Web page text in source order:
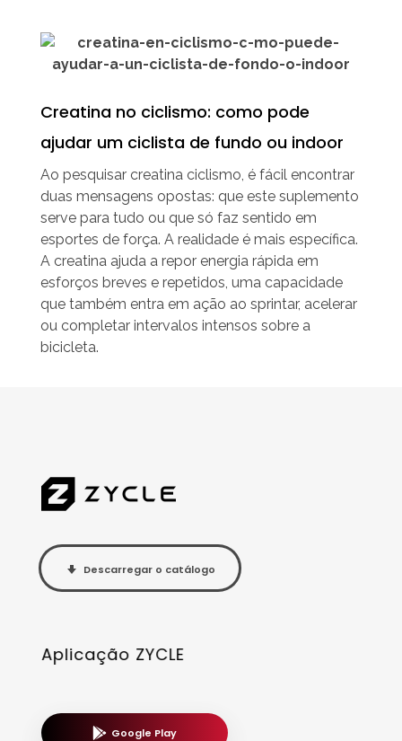
Creatina no ciclismo: como pode
ajudar um ciclista de fundo ou indoor
Ao pesquisar creatina ciclismo, é fácil encontrar
duas mensagens opostas: que este suplemento
serve para tudo ou que só faz sentido em
esportes de força. A realidade é mais específica.
A creatina ajuda a repor energia rápida em
esforços breves e repetidos, uma capacidade
que também entra em ação ao sprintar, acelerar
ou completar intervalos intensos sobre a
bicicleta.
Descarregar o catálogo
Aplicação ZYCLE
Google Play